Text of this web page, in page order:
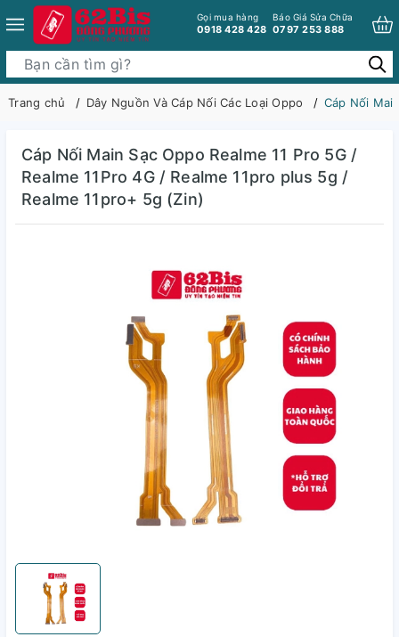
Gọi mua hàng
0918 428 428
Báo Giá Sửa Chữa
0797 253 888
Trang chủ Dây Nguồn Và Cáp Nối Các Loại Oppo Cáp Nối
Cáp Nối Main Sạc Oppo Realme 11 Pro 5G /
Realme 11Pro 4G / Realme 11pro plus 5g /
Realme 11pro+ 5g (Zin)